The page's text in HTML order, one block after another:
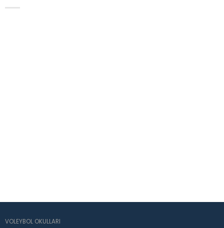
VOLEYBOL OKULLARI